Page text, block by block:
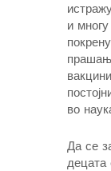
и
во
Да се
децата